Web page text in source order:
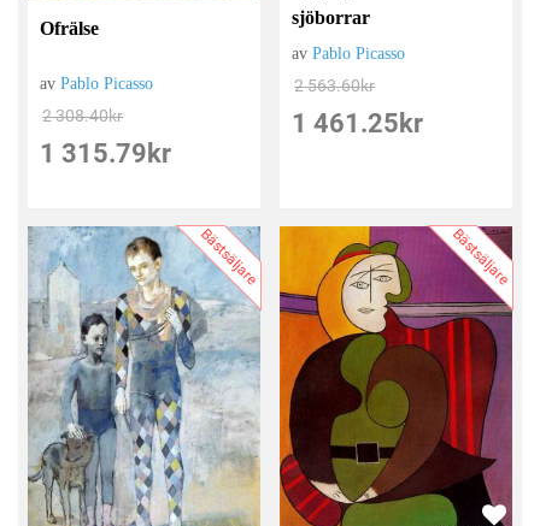
Ofrälse
avPablo Picasso
2 308.40kr
1 315.79 kr
sjöborrar
avPablo Picasso
2 563.60kr
1 461.25 kr
Bästsäljare Bästsäljare